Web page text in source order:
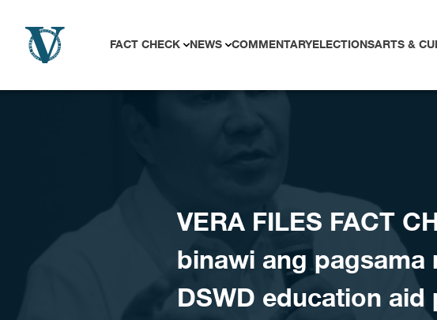
FACT CHECK NEWS COMMENTARYELECTIONSARTS &
VERA FILES FACT
binawi ang
DSWD education